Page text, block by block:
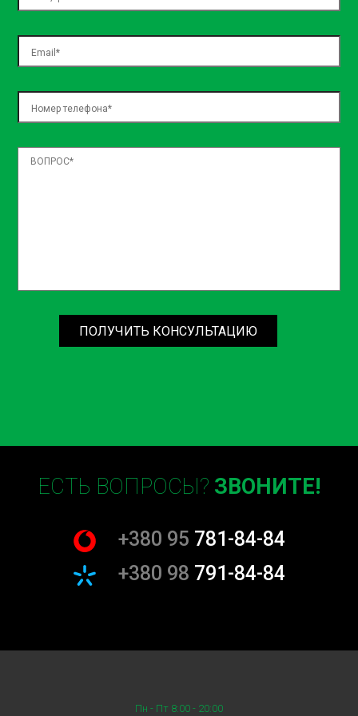
exercitationem blanditiis, voluptatum voluptas expedita
aspernatur, nemo in incidunt? Iste placeat quos repellat?
ПОЛУЧИТЬ КОНСУЛЬТАЦИЮ
ЕСТЬ ВОПРОСЫ? ЗВОНИТЕ!
+380 95 781-84-84
+380 98 791-84-84
Пн - Пт 8:00 - 20:00